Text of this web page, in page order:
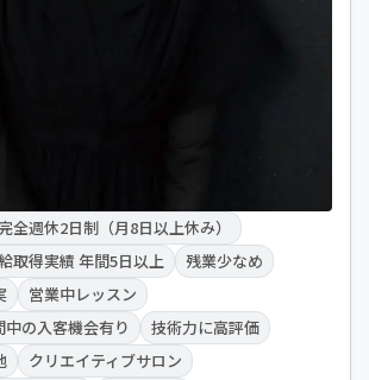
全週休2日制（月8日以上休み）
取得実績 年間5日以上
残業少なめ
営業中レッスン
の入客機会有り
技術力に高評価
クリエイティブサロン